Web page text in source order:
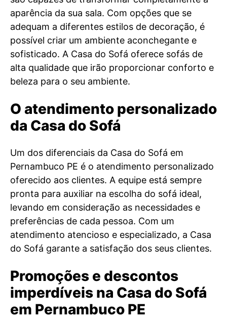
aparência da sua sala. Com opções que se
adequam a diferentes estilos de decoração, é
possível criar um ambiente aconchegante e
sofisticado. A Casa do Sofá oferece sofás de
alta qualidade que irão proporcionar conforto e
beleza para o seu ambiente.
O atendimento personalizado
da Casa do Sofá
Um dos diferenciais da Casa do Sofá em
Pernambuco PE é o atendimento personalizado
oferecido aos clientes. A equipe está sempre
pronta para auxiliar na escolha do sofá ideal,
levando em consideração as necessidades e
preferências de cada pessoa. Com um
atendimento atencioso e especializado, a Casa
do Sofá garante a satisfação dos seus clientes.
Promoções e descontos
imperdíveis na Casa do Sofá
em Pernambuco PE